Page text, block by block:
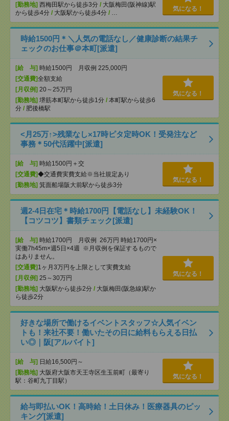
[勤務地] 西梅田駅から徒歩3分 / 大阪梅田(阪神線)駅
から徒歩4分 / 大阪駅から徒歩4分 / …
気になる！
時給1500円＊＼人気の電話なし／健康診断の結果チ
ェックのお仕事＠本町[派遣]
[給 与] 時給1500円 月収例 225,000円
[交通費]全額支給
[月収例] 20～25万円
[勤務地] 堺筋本町駅から徒歩1分 / 本町駅から徒歩6
分 / 肥後橋駅
気になる！
<月25万↑>残業なし×17時ピタ定時OK！受発注など
事務＊50代活躍中[派遣]
[給 与] 時給1500円＋交
[交通費]◆交通費実費支給※当社規定あり
[勤務地] 箕面船場阪大前駅から徒歩3分
気になる！
週2-4日在宅＊時給1700円【電話なし】未経験OK！
【コツコツ】書類チェック[派遣]
[給 与] 時給1700円 月収例 26万円 時給1700円×
実働7h45m×週5日×4週 ※月収例を保証するもので
はありません。
[交通費] 1ヶ月3万円を上限として実費支給
[月収例] 25～30万円
[勤務地] 大阪駅から徒歩2分 / 大阪梅田(阪急線)駅か
ら徒歩2分
気になる！
好きな場所で働けるイベントスタッフ☆人気イベン
トも！来社不要！働いたその日に給料もらえる日払
い◎｜阪[アルバイト]
[給 与] 日給16,500円～
[勤務地] 大阪府大阪市天王寺区生玉前町（最寄り
駅：谷町九丁目駅）
気になる！
給与即払いOK！高時給！土日休み！医療器具のピッ
キング[派遣]